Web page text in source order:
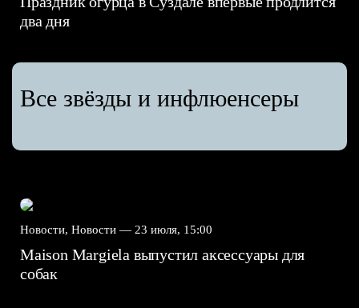
два дня
Все звёзды и инфлюенсеры
Новости, Новости — 23 июля, 15:00
Maison Margiela выпустил аксессуары для
собак